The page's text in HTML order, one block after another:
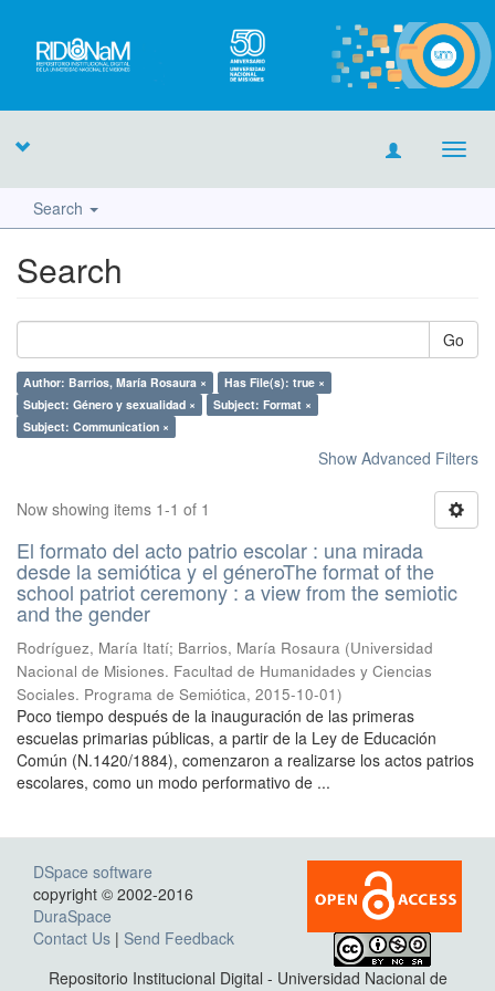
Search
Search
Go
Author: Barrios, María Rosaura ×
Has File(s): true ×
Subject: Género y sexualidad ×
Subject: Format ×
Subject: Communication ×
Show Advanced Filters
Now showing items 1-1 of 1
El formato del acto patrio escolar : una mirada
desde la semiótica y el géneroThe format of the
school patriot ceremony : a view from the semiotic
and the gender
Rodríguez, María Itatí; Barrios, María Rosaura (Universidad
Nacional de Misiones. Facultad de Humanidades y Ciencias
Sociales. Programa de Semiótica, 2015-10-01)
Poco tiempo después de la inauguración de las primeras
escuelas primarias públicas, a partir de la Ley de Educación
Común (N.1420/1884), comenzaron a realizarse los actos patrios
escolares, como un modo performativo de ...
DSpace software
copyright © 2002-2016
DuraSpace
Contact Us | Send Feedback
Repositorio Institucional Digital - Universidad Nacional de